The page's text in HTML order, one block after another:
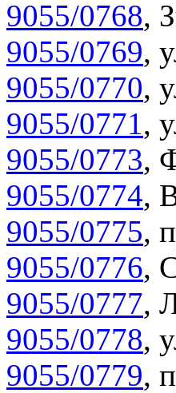
9055/0768,
9055/0769,
9055/0770,
9055/0771,
9055/0773,
9055/0774,
9055/0775,
9055/0776,
9055/0777,
9055/0778,
9055/0779,